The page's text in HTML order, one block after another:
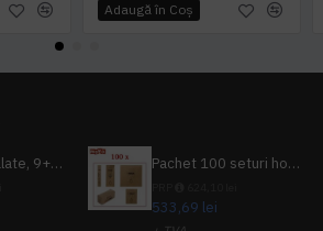
Adaugă în Coş
Pachet 10 halate, 9+1 gratuit Pachet 100 seturi hoteliere, set dentar, set barbierit, casca de dus, pila unghii, set cusut
533,69 lei